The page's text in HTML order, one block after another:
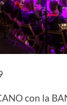
con la